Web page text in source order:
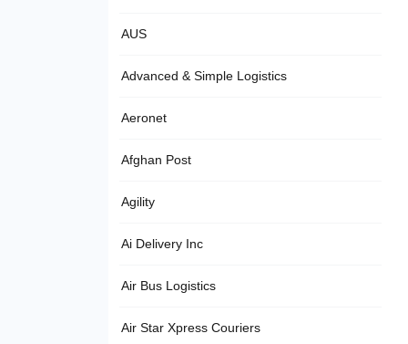
AUS
Advanced & Simple Logistics
Aeronet
Afghan Post
Agility
Ai Delivery Inc
Air Bus Logistics
Air Star Xpress Couriers